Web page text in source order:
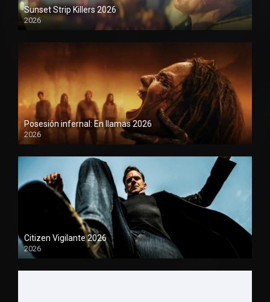
Sunset Strip Killers 2026
2026
1080P
Posesión infernal: En llamas 2026
2026
1080P
Citizen Vigilante 2026
2026
1080P